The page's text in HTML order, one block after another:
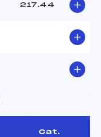
217.44
Cat.